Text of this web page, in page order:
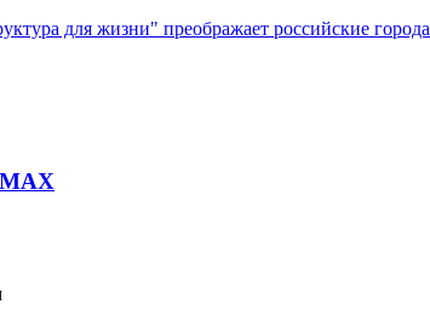
для жизни" преображает российские города
MAX